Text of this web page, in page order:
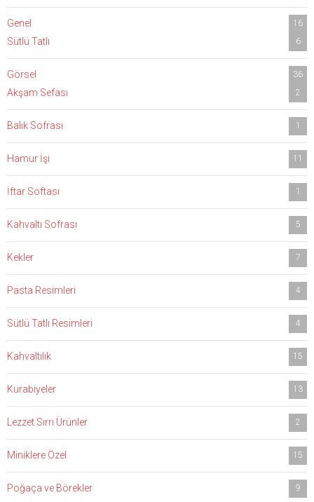
Genel 16
Sütlü Tatlı 6
Görsel 36
Akşam Sefası 2
Balık Sofrası 1
Hamur İşi 11
İftar Softası 1
Kahvaltı Sofrası 5
Kekler 7
Pasta Resimleri 4
Sütlü Tatlı Resimleri 4
Kahvaltılık 15
Kurabiyeler 13
Lezzet Sırrı Ürünler 2
Miniklere Özel 15
Poğaça ve Börekler 9